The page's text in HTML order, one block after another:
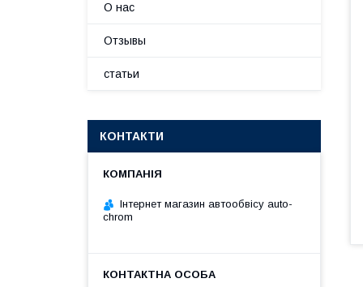
О нас
Отзывы
статьи
КОНТАКТИ
Інтернет магазин автообвісу auto-
chrom